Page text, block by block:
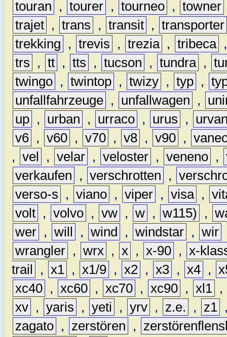
touran , tourer , tourneo , towner
trajet , trans , transit , transporter
trekking
, trevis , trezia , tribeca
trs
, tt , tts , tucson , tundra ,
twingo , twintop , twizy , typ ,
unfallfahrzeuge , unfallwagen ,
up , urban , urraco , urus ,
v6 , v60 , v70 , v8 , v90 ,
, vel , velar , veloster , veneno ,
verkaufen
, verschrotten ,
verso-s
, viano , viper , visa ,
volt , volvo , vw , w , w115) ,
wer , will , wind , windstar , wir
wrangler , wrx , x , x-90 , x-
trail
, x1 , x1/9 , x2 , x3 , x4 ,
xc40 , xc60 , xc70 , xc90 , xl1 ,
xv , yaris , yeti , yrv , z.e. , z1
zagato , zerstören ,